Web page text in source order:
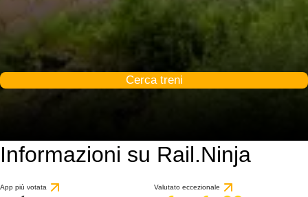
Cerca treni
Informazioni su Rail.Ninja
App più votata Valutato eccezionale